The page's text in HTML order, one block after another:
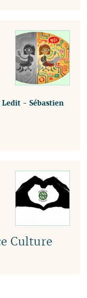
Ledit -Sébastien
Culture